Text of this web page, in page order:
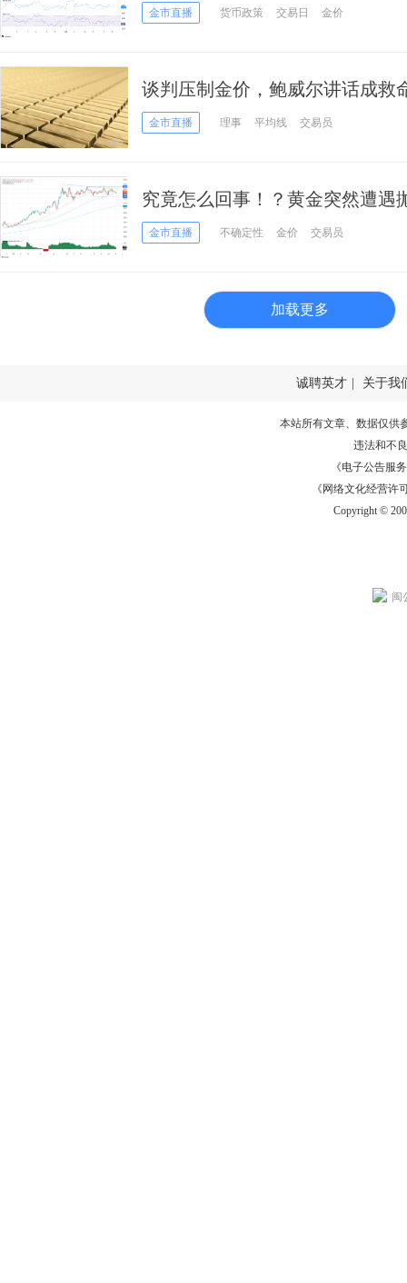
析师金价技术前景分析
金市直播 货币政策 交易日 金价
谈判压制金价，鲍威尔讲话成救
势？
金市直播 理事 平均线 交易员
究竟怎么回事！？黄金突然遭遇
下来如何交易？
金市直播 不确定性 金价 交易员
加载更多
诚聘英才 | 关于我
本站所有文章、数据仅供
违法和不
《电子公告服务
《网络文化经营许
Copyright ©
闽